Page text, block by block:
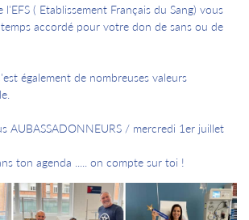
l'EFS ( Etablissement Français du Sang) vous
accordé pour votre don de sans ou de
également de nombreuses valeurs
AUBASSADONNEURS / mercredi 1er juillet
ton agenda ..... on compte sur toi !